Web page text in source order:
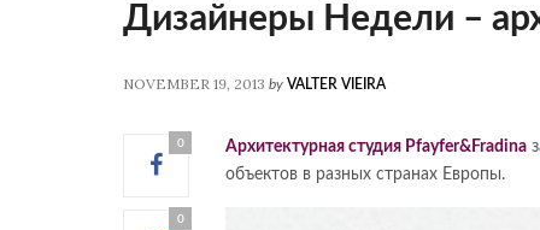
Дизайнеры Недели –
NOVEMBER 19, 2013 by VALTER VIEIRA
0
0
Архитектурная студия Pfayfer&Fradina
объектов в разных странах Европы.